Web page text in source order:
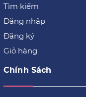
Tìm kiếm
Đăng nhập
Đăng ký
Giỏ hàng
Chính Sách